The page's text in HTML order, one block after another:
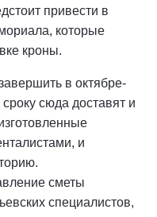
привести в
которые
кроны.
в октябре-
сюда доставят и
и
сметы
специалистов,